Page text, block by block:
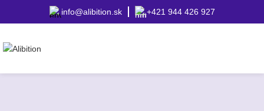
info@alibition.sk +421 944 426 927